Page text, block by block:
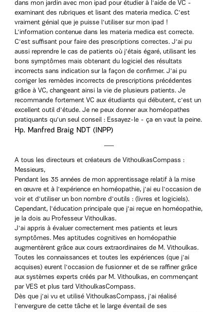
dans mon jardin avec mon ipad pour étudier à l'aide de VC -
examinant des rubriques et lisant des materia medica. C'est
vraiment génial que je puisse l'utiliser sur mon ipad !
L'information contenue dans les materia medica est correcte.
C'est suffisant pour faire des prescriptions correctes. J'ai pu
aussi reprendre le cas de patients où j'étais égaré, utilisant les
bons symptômes mais obtenant du logiciel des résultats
incorrects sans indication sur la façon de confirmer. J'ai pu
corriger les remèdes incorrects de prescriptions précédentes
grâce à VC, changeant ainsi la vie de plusieurs patients. Je
recommande fortement VC aux étudiants qui débutent, c'est un
excellent outil d'étude. Je ne peux donner aux homéopathes
pratiquants qu'un seul conseil : Essayez-le - ça en vaut la peine.
Hp. Manfred Braig NDT (INPP)
A tous les directeurs et créateurs de VithoulkasCompass :
Messieurs,
Pendant les 35 années de mon apprentissage relatif à la mise
en œuvre et à l'expérience en homéopathie, j'ai eu l'occasion de
voir et d'utiliser un bon nombre d'outils : (livres et logiciels).
Cependant, l'éducation principale que j'ai reçue en homéopathie,
je la dois au Professeur Vithoulkas.
J'ai appris à évaluer correctement mes patients et leurs
symptômes. Mes aptitudes cognitives en homéopathie
augmentèrent grâce aux cours extraordinaires de M. Vithoulkas.
Toutes les connaissances et toutes les expériences (que j'ai
acquises) eurent l'occasion de fusionner et de se raffiner grâce
aux systèmes experts créés par M. Vithoulkas, en commençant
par VES et plus tard VithoulkasCompass.
Dès que j'ai vu et utilisé VithoulkasCompass, j'ai réalisé
l'envergure de cette tâche et le large éventail de ses